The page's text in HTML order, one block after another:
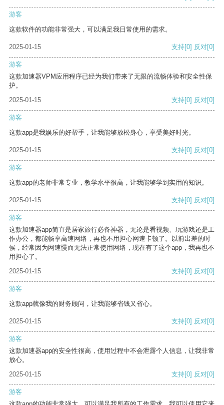
游客
这款软件的功能非常强大，可以满足我日常使用的需求。
2025-01-15 支持[0] 反对[0]
游客
这款加速器VPM应用程序已经为我们带来了无限的流畅体验和安全性保
护。
2025-01-15
支持[0] 反对[0]
游客
这款app是我娱乐的好帮手，让我能够放松身心，享受美好时光。
2025-01-15 支持[0] 反对[0]
游客
这款app的老师非常专业，教学水平很高，让我能够学到实用的知识。
2025-01-15 支持[0] 反对[0]
游客
这款加速器app简直是居家旅行必备神器，无论是看视频、玩游戏还是工
作办公，都能畅享高速网络，再也不用担心网速卡顿了。以前出差的时
候，经常因为网速慢而无法正常使用网络，现在有了这个app，我再也不
用担心了。
2025-01-15
支持[0] 反对[0]
游客
这款app就像我的财务顾问，让我能够省钱又省心。
2025-01-15 支持[0] 反对[0]
游客
这款加速器app的安全性很高，使用过程中不会泄露个人信息，让我非常
放心。
2025-01-15
支持[0] 反对[0]
游客